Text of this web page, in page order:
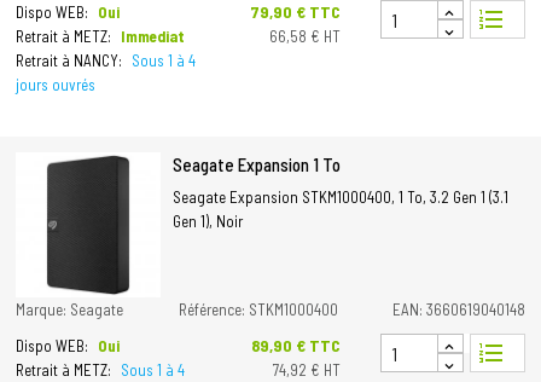
Dispo WEB:
Oui
Retrait à METZ:
Immediat
Retrait à NANCY:
Sous 1 à 4
jours ouvrés
Prix
79,90 € TTC
66,58 € HT
format_list_numbered
Seagate Expansion 1 To
Seagate Expansion STKM1000400, 1 To, 3.2 Gen 1 (3.1
Gen 1), Noir
Marque: Seagate Référence: STKM1000400
EAN: 3660619040148
Dispo WEB:
Oui
Retrait à METZ:
Sous 1 à 4
Prix
89,90 € TTC
74,92 € HT
format_list_numbered